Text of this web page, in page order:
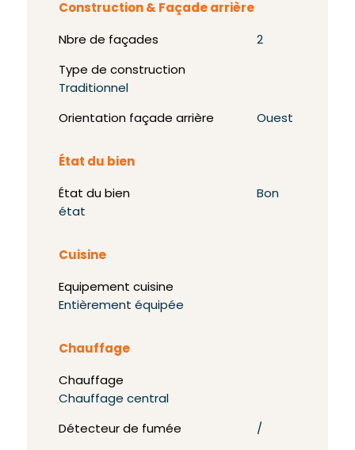
Construction & Façade arrière
Nbre de façades 2
Type de construction
Traditionnel
Orientation façade arrière Ouest
État du bien
État du bien
Bon
état
Cuisine
Equipement cuisine
Entièrement équipée
Chauffage
Chauffage
Chauffage central
Détecteur de fumée /